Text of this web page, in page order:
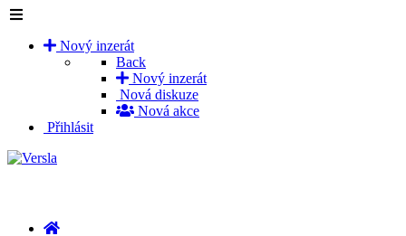
Nový inzerát
Back
Nový inzerát
Nová diskuze
Nová akce
Přihlásit